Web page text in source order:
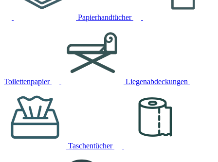
Papierhandtücher
Toilettenpapier Liegenabdeckungen
Taschentücher